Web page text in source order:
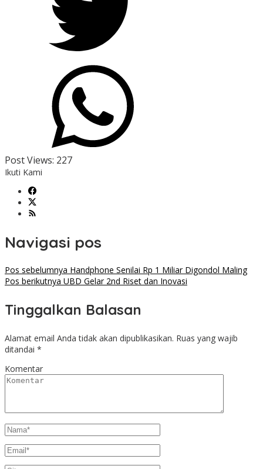
Post Views: 227
Ikuti Kami
Navigasi pos
Pos sebelumnya Handphone Senilai Rp 1 Miliar Digondol Maling
Pos berikutnya UBD Gelar 2nd Riset dan Inovasi
Tinggalkan Balasan
Alamat email Anda tidak akan dipublikasikan. Ruas yang wajib
ditandai *
Komentar